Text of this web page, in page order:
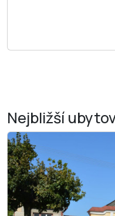
Nejbližší